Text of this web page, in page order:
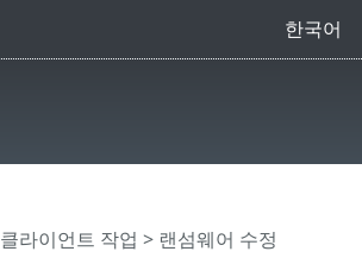
한국어
클라이언트 작업 > 랜섬웨어 수정